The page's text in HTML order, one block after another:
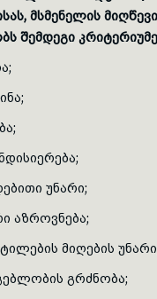
მსმენელის
შემდეგი
უნარი;
აზროვნება;
მიღების
გრძნობა;